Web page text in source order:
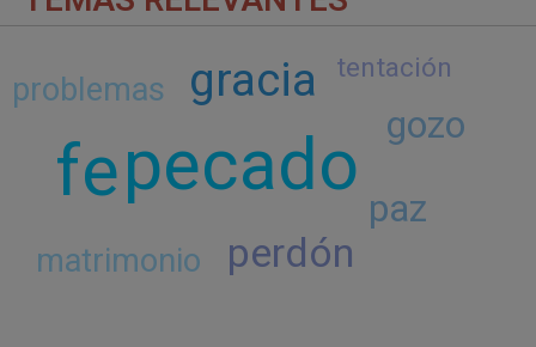
pecado
fe
gracia
perdón
paz
gozo
problemas
matrimonio
tentación